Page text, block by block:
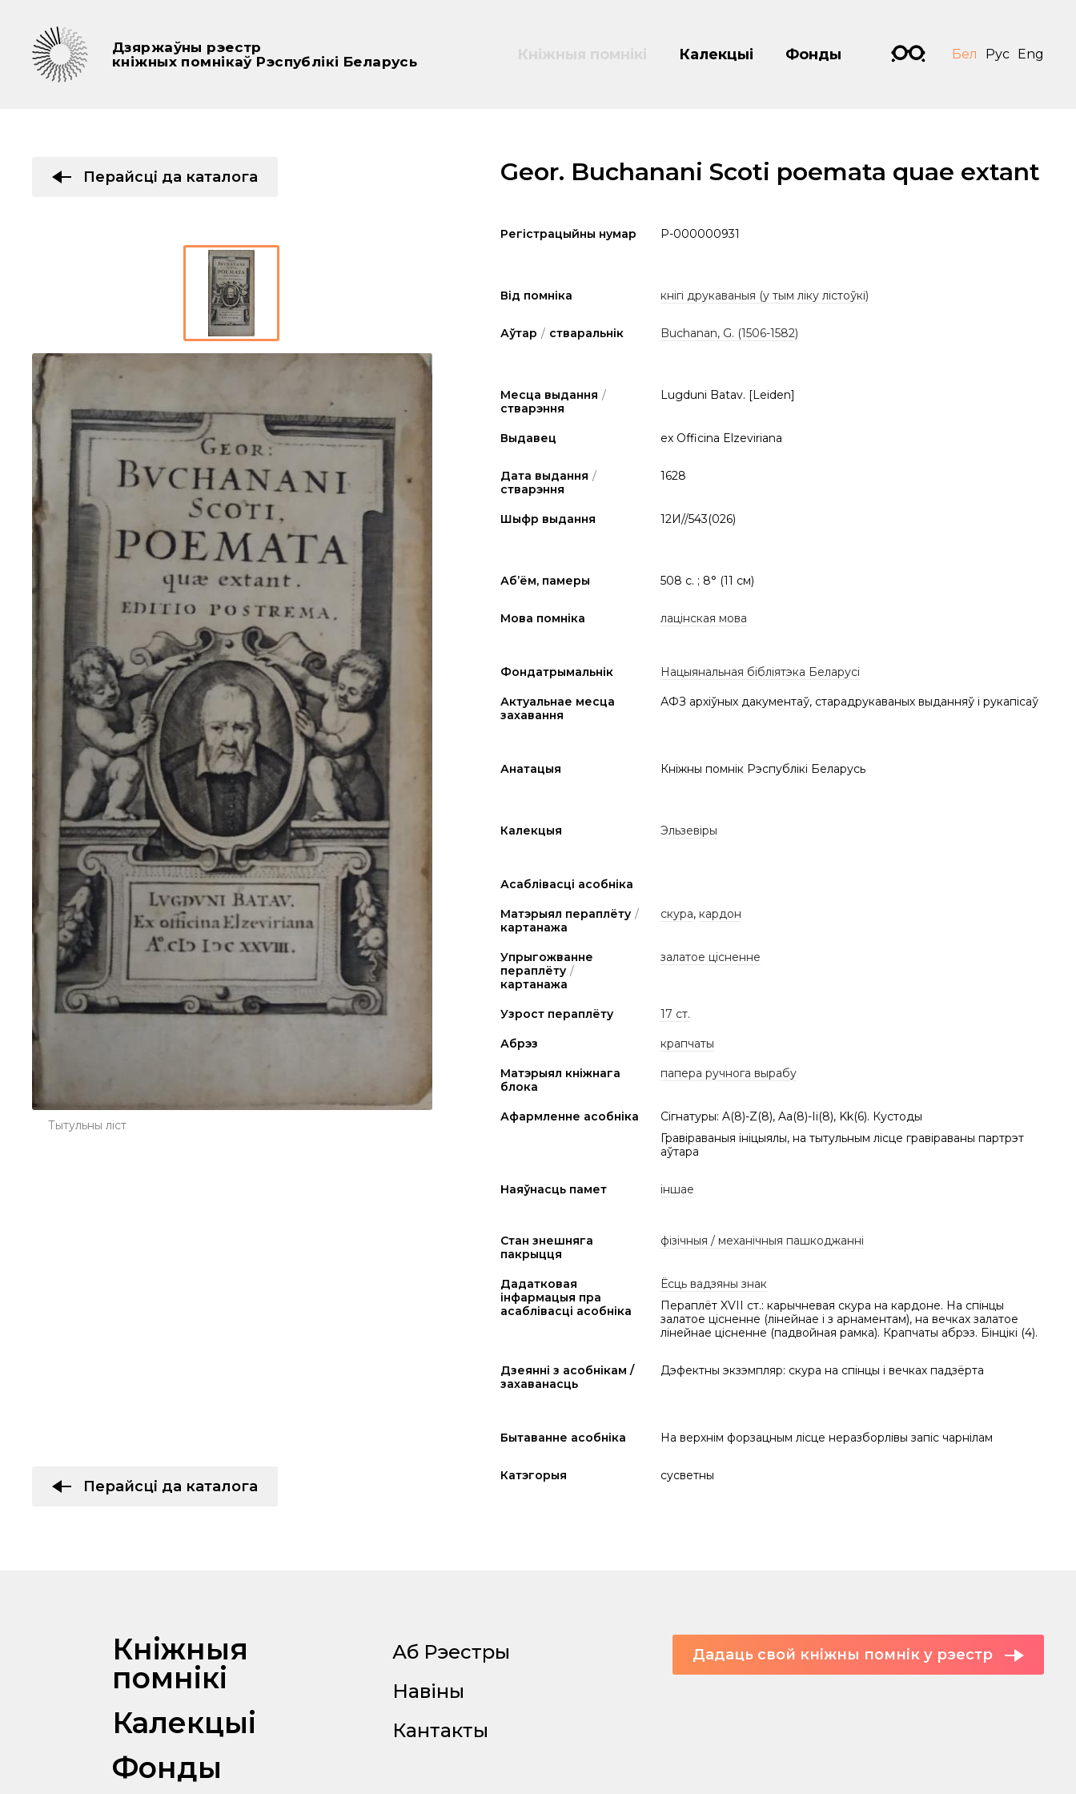
Дзяржаўны рэестр
кніжных помнікаў Рэспублікі Беларусь
Кніжныя помнікі Калекцыі Фонды Бел Рус Eng
Перайсці да каталога
Тытульны ліст
Перайсці да каталога
Geor. Buchanani Scoti poemata quae extant
Регістрацыйны нумар P-000000931
Від помніка кнігі друкаваныя (у тым ліку лістоўкі)
Аўтар / стваральнік Buchanan, G. (1506-1582)
Месца выдання /
стварэння
Lugduni Batav. [Leiden]
Выдавец ex Officina Elzeviriana
Дата выдання /
стварэння
1628
Шыфр выдання 12И//543(026)
Аб’ём, памеры 508 с. ; 8° (11 см)
Мова помніка лацінская мова
Фондатрымальнік Нацыянальная бібліятэка Беларусі
Актуальнае месца
захавання
АФЗ архіўных дакументаў, старадрукаваных выданняў і рукапісаў
Анатацыя Кніжны помнік Рэспублікі Беларусь
Калекцыя Эльзевіры
Асаблівасці асобніка
Матэрыял пераплёту /
картанажа
скура, кардон
Упрыгожванне
пераплёту /
картанажа
залатое цісненне
Узрост пераплёту 17 ст.
Абрэз крапчаты
Матэрыял кніжнага
блока
папера ручнога вырабу
Афармленне асобніка
Сігнатуры: A(8)-Z(8), Aa(8)-Ii(8), Kk(6). Кустоды
Гравіраваныя ініцыялы, на тытульным лісце гравіраваны партрэт
аўтара
Наяўнасць памет іншае
Стан знешняга
пакрыцця
фізічныя / механічныя пашкоджанні
Дадатковая
інфармацыя пра
асаблівасці асобніка
Ёсць вадзяны знак
Пераплёт XVII ст.: карычневая скура на кардоне. На спінцы
залатое цісненне (лінейнае і з арнаментам), на вечках залатое
лінейнае цісненне (падвойная рамка). Крапчаты абрэз. Бінцікі (4).
Дзеянні з асобнікам /
захаванасць
Дэфектны экзэмпляр: скура на спінцы і вечках падзёрта
Бытаванне асобніка На верхнім форзацным лісце неразборлівы запіс чарнілам
Катэгорыя сусветны
Кніжныя
помнікі
Калекцыі
Фонды
Аб Рэестры
Навіны
Кантакты
Дадаць свой кніжны помнік у рэестр